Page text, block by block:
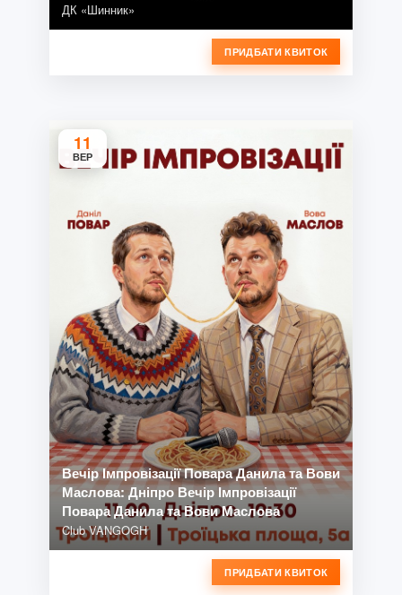
ДК «Шинник»
ПРИДБАТИ КВИТОК
11
ВЕР
Вечір Імпровізації Повара Данила та Вови
Маслова: Дніпро Вечір Імпровізації
Повара Данила та Вови Маслова
Club VANGOGH
ПРИДБАТИ КВИТОК